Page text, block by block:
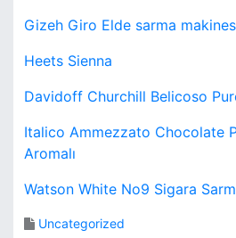
Gizeh Giro Elde sarma
Heets Sienna
Davidoff Churchill Belicoso
Italico Ammezzato Chocolate
Aromalı
Watson White No9 Sigara
Uncategorized